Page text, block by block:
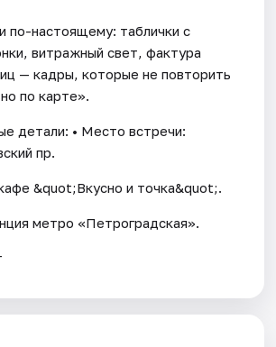
по-настоящему: таблички с
витражный свет, фактура
— кадры, которые не повторить
по карте».
детали: • Место встречи:
пр.
&quot;Вкусно и точка&quot;.
метро «Петроградская».